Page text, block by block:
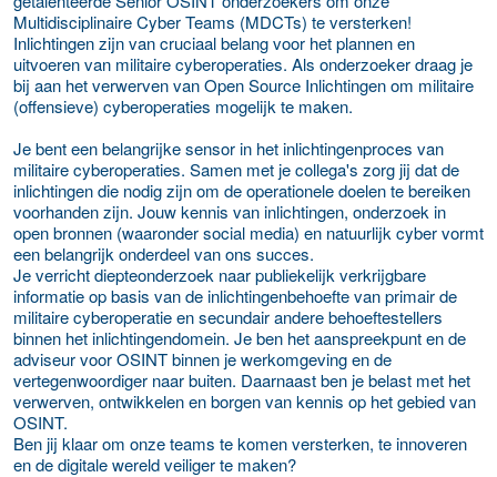
Multidisciplinaire Cyber Teams (MDCTs) te versterken!
Inlichtingen zijn van cruciaal belang voor het plannen en
uitvoeren van militaire cyberoperaties. Als onderzoeker draag je
bij aan het verwerven van Open Source Inlichtingen om militaire
(offensieve) cyberoperaties mogelijk te maken.
Je bent een belangrijke sensor in het inlichtingenproces van
militaire cyberoperaties. Samen met je collega's zorg jij dat de
inlichtingen die nodig zijn om de operationele doelen te bereiken
voorhanden zijn. Jouw kennis van inlichtingen, onderzoek in
open bronnen (waaronder social media) en natuurlijk cyber vormt
een belangrijk onderdeel van ons succes.
Je verricht diepteonderzoek naar publiekelijk verkrijgbare
informatie op basis van de inlichtingenbehoefte van primair de
militaire cyberoperatie en secundair andere behoeftestellers
binnen het inlichtingendomein. Je ben het aanspreekpunt en de
adviseur voor OSINT binnen je werkomgeving en de
vertegenwoordiger naar buiten. Daarnaast ben je belast met het
verwerven, ontwikkelen en borgen van kennis op het gebied van
OSINT.
Ben jij klaar om onze teams te komen versterken, te innoveren
en de digitale wereld veiliger te maken?